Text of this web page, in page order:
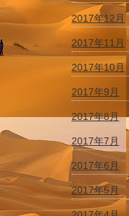
2017年12月
2017年11月
2017年10月
2017年9月
2017年8月
2017年7月
2017年6月
2017年5月